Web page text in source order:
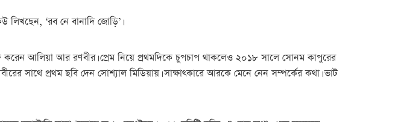
‘রব নে বানাদি জোড়ি’।
করেন আলিয়া আর রণবীর। প্রেম নিয়ে প্রথমদিকে চুপচাপ থাকলেও ২০১৮ সালে সোনম কাপুরের
সাথে প্রথম ছবি দেন সোশ্যাল মিডিয়ায়। সাক্ষাৎকারে আরকে মেনে নেন সম্পর্কের কথা। ভাট